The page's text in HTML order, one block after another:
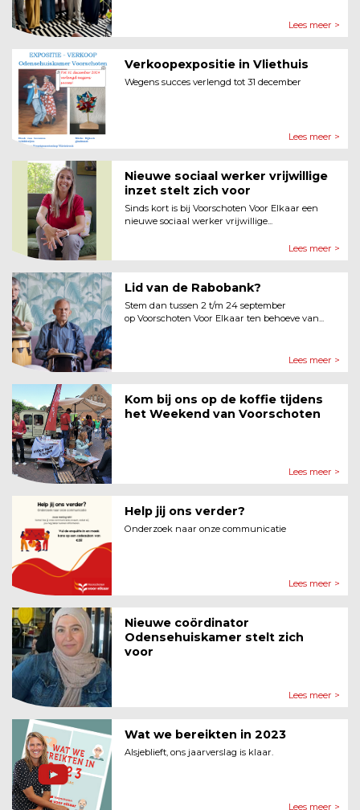
Lees meer >
Verkoopexpositie in Vliethuis
Wegens succes verlengd tot 31 december
Lees meer >
Nieuwe sociaal werker vrijwillige
inzet stelt zich voor
Sinds kort is bij Voorschoten Voor Elkaar een
nieuwe sociaal werker vrijwillige...
Lees meer >
Lid van de Rabobank?
Stem dan tussen 2 t/m 24 september
op Voorschoten Voor Elkaar ten behoeve van...
Lees meer >
Kom bij ons op de koffie tijdens
het Weekend van Voorschoten
Lees meer >
Help jij ons verder?
Onderzoek naar onze communicatie
Lees meer >
Nieuwe coördinator
Odensehuiskamer stelt zich
voor
Lees meer >
Wat we bereikten in 2023
Alsjeblieft, ons jaarverslag is klaar.
Lees meer >